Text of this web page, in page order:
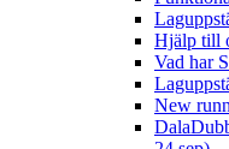
Hjälp till
Vad har
New